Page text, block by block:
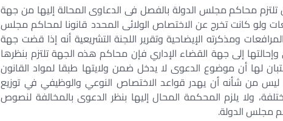
محاكم مجلس الدولة بالفصل فى الدعاوى المحالة إليها من جهة
من قانون المرافعات ولو كانت تخرج عن الاختصاص الولائى المحدد قانونا لمحاكم مجلس
نص المادة (110) من قانون المرافعات ومذكرته الإيضاحية وتقرير اللجنة التشريعية أنه إذا قضت جهة
إلى جهة القضاء الإداري فإن محاكم هذه الجهة تلتزم بنظرها
لها أن موضوع الدعوى لا يدخل ضمن ولايتها طبقا لمواد القانون
ليس من شأنه أن يهدر قواعد الاختصاص النوعي والوظيفي في توزيع
ولا يلزم المحكمة المحال إليها بنظر الدعوى بالمخالفة لنصوص
مجلس الدولة.